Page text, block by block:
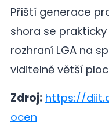
Příští generace
shora se
rozhraní LGA na
viditelně větší
Zdroj: https://
ocen